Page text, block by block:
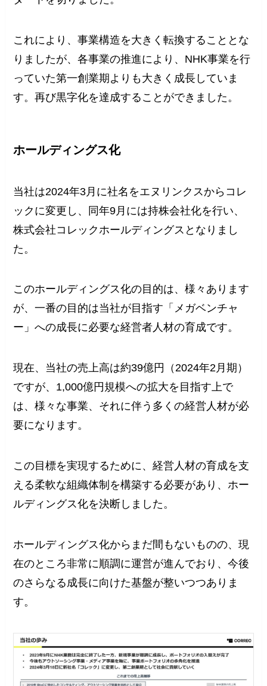
これにより、事業構造を大きく転換することとな
りましたが、各事業の推進により、NHK事業を行
っていた第一創業期よりも大きく成長していま
す。再び黒字化を達成することができました。
ホールディングス化
当社は2024年3月に社名をエヌリンクスからコレ
ックに変更し、同年9月には持株会社化を行い、
株式会社コレックホールディングスとなりまし
た。
このホールディングス化の目的は、様々あります
が、一番の目的は当社が目指す「メガベンチャ
ー」への成長に必要な経営者人材の育成です。
現在、当社の売上高は約39億円（2024年2月期）
ですが、1,000億円規模への拡大を目指す上で
は、様々な事業、それに伴う多くの経営人材が必
要になります。
この目標を実現するために、経営人材の育成を支
える柔軟な組織体制を構築する必要があり、ホー
ルディングス化を決断しました。
ホールディングス化からまだ間もないものの、現
在のところ非常に順調に運営が進んでおり、今後
のさらなる成長に向けた基盤が整いつつありま
す。